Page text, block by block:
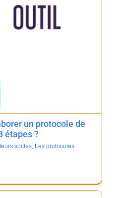
un protocole de
étapes ?
socles, Les protocoles